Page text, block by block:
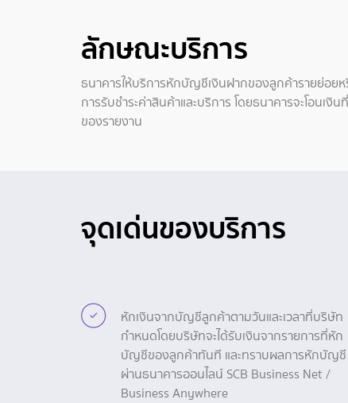
ลักษณะบริการ
ธนาคารให้บริการหักบัญชีเงินฝากของลูกค้ารายย่อย
การรับชำระค่าสินค้าและบริการ โดยธนาคารจะโอน
ของรายงาน
จุดเด่นของบริการ
หักเงินจากบัญชีลูกค้าตามวันและเวลาที่บริษัท
กำหนดโดยบริษัทจะได้รับเงินจากรายการที่หัก
บัญชีของลูกค้าทันที และทราบผลการหักบัญชี
ผ่านธนาคารออนไลน์ SCB Business Net /
Business Anywhere